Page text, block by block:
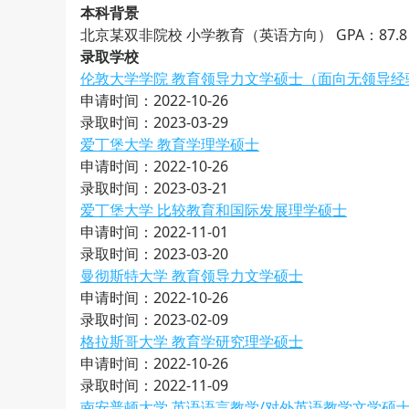
本科背景
北京某双非院校 小学教育（英语方向） GPA：87.8
录取学校
伦敦大学学院 教育领导力文学硕士（面向无领导经
申请时间：2022-10-26
录取时间：2023-03-29
爱丁堡大学 教育学理学硕士
申请时间：2022-10-26
录取时间：2023-03-21
爱丁堡大学 比较教育和国际发展理学硕士
申请时间：2022-11-01
录取时间：2023-03-20
曼彻斯特大学 教育领导力文学硕士
申请时间：2022-10-26
录取时间：2023-02-09
格拉斯哥大学 教育学研究理学硕士
申请时间：2022-10-26
录取时间：2022-11-09